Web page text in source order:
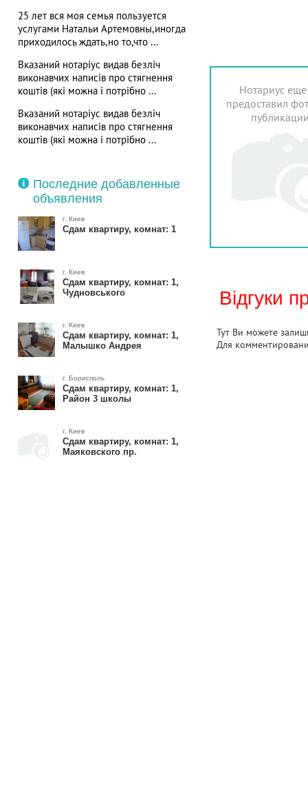
25 лет вся моя семья пользуется
услугами Натальи Артемовны,иногда
приходилось ждать,но то,что ...
Вказаний нотаріус видав безліч
виконавчих написів про стягнення
коштів (які можна і потрібно ...
Вказаний нотаріус видав безліч
виконавчих написів про стягнення
коштів (які можна і потрібно ...
Последние добавленные
объявления
г. Киев
Сдам квартиру, комнат: 1
г. Киев
Сдам квартиру, комнат: 1,
Чудновського
г. Киев
Сдам квартиру, комнат: 1,
Малышко Андрея
г. Борисполь
Сдам квартиру, комнат: 1,
Район 3 школы
г. Киев
Сдам квартиру, комнат: 1,
Маяковского пр.
Нотариус
предоставил
Відгуки
Тут Ви можете
Для